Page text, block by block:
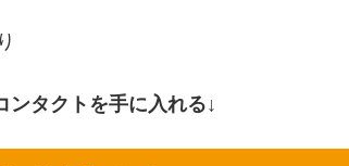
ンタクトを手に入れる↓